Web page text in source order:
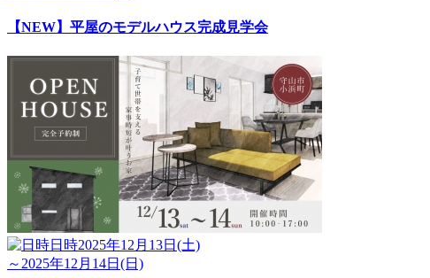
【NEW】平屋のモデルハウス完成見学会
日時2025年12月13日(土)
～2025年12月14日(日)